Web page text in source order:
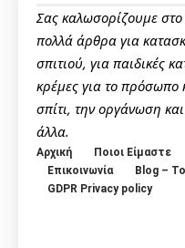
Σας καλωσορίζουμε
πολλά άρθρα για
σπιτιού, για παιδικές
κρέμες για το πρόσωπο
σπίτι, την οργάνωση
άλλα.
Αρχική Ποιοι Είμαστε
Επικοινωνία
Blog –
GDPR Privacy policy